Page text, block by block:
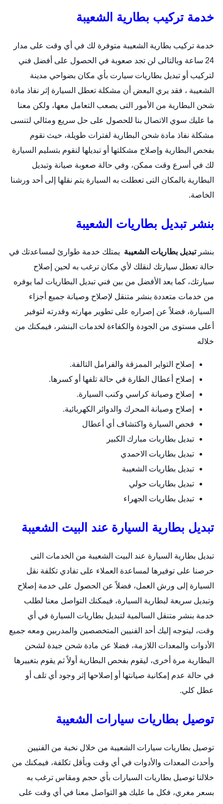
خدمة تركيب بطارية الشعيبة
خدمة تركيب بطارية الشعيبة متوفرة لك في أي وقت على مدار
24 ساعة وبالتالى لن تجد صعوبة في الحصول على أفضل فني
لتركيب أو تبديل بطاريات سيارت بأي مكان بضواحي مدينة
الشعيبة ، فقد يري البعض أن مشكلة تعطل السيارة إثر نفاذ مادة
شحن البطارية من الأمور التى يصعب التعامل معها، ولكن معنا
ما عليك سوي الاتصال بنا للحصول على حل سريع ومثالي لتنسى
مشكلة نفاذ مادة شحن البطارية لفترات طويلة، حيث نقوم
بفحص البطارية وإصلاح مشكلتها أو تبديلها لنقوم بتسليم السيارة
لك في أسرع وقت ممكن، وفي حالة صعوبة صيانة وتبديل
البطارية بالمكان التى تعطلت به السيارة يتم نقلها إلى أحد ورشنا
الخاصة.
بنشر تبديل بطاريات الشعيبة
بنشرتبديل بطاريات الشعيبة يمتلك خدمة طوارئ لمساعدتك في
حالة تعطل سيارتك لنقلك لأي مكان ترغب به لحين إصلاح
سيارتك، كما يعد الأفضل من بين فني تبديل البطاريات لما يوفره
من خدمات متعددة بنشر متنقل لإصلاح وصيانة جميع أجزاء
السيارة، فضلاً عن إصراره على تطوير مهارته وقدرته لتوفير
أعلى مستوى من الجودة والكفاءة لخدمات البنشر، فيمكنك من
خلاله
إصلاح التواير الممزقة والفرامل التالفة.
إصلاح أعطال الطارة في حالة تلفها أو كسرها.
إصلاح وصيانة كراسي وكنب السيارة.
إصلاح وصيانة المحرك والدوائر الكهربائية.
فحص السيارة واكتشاف أي أعطال
تبديل بطاربات مبارك الكبير
تبديل بطاريات الاحمدي
تبديل بطاريات الشعيبة
تبديل بطاريات حولي
تبديل بطاريات الجهراء
تبديل بطارية السيارة عند البيت الشعيبة
تبديل بطارية السيارة عند البيت الشعيبة من الخدمات التى
حرصنا على توفيرها لمساعدة العملاء على تفادي تكلفة نقل
السيارة إلى ورش العمل، فضلاً عن الحصول على خدمة إصلاح
وتبديل سريعة لبطارية السيارة، فيمكنك التواصل معنا لطلب
خدمة بنشر متنقل السالمية لتبديل بطاريات السيارة في أي
وقت، ليتوجه إليك أحد الفنيين المتخصصين والمدربين ومعه جميع
الأدوات والمعدات اللازمة، فضلا عن مادة شحن جيدة لشحن
البطارية مرة أخرى، ليقوم بفحص البطارية أولاً ثم يقوم بتغييرها
في حالة عدم إمكانية صيانتها أو إصلاحها إثر وجود أي تلف أو
عطل كلي.
توصيل بطاريات سيارات الشعيبة
توصيل بطاريات سيارات الشعيبة من خلال نخبة من الفنيين
وأحدث المعدات والأدوات في أي وقت وبأقل تكلفة، فيمكنك من
خلالنا توصيل بطاريات السيارات بأي حجم ومقاس ترغب به
بسعر مغري، فكل ما عليك هو التواصل معنا في أي وقت على